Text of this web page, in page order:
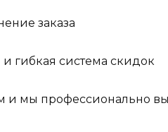
заказа
гибкая система скидок
и мы профессионально